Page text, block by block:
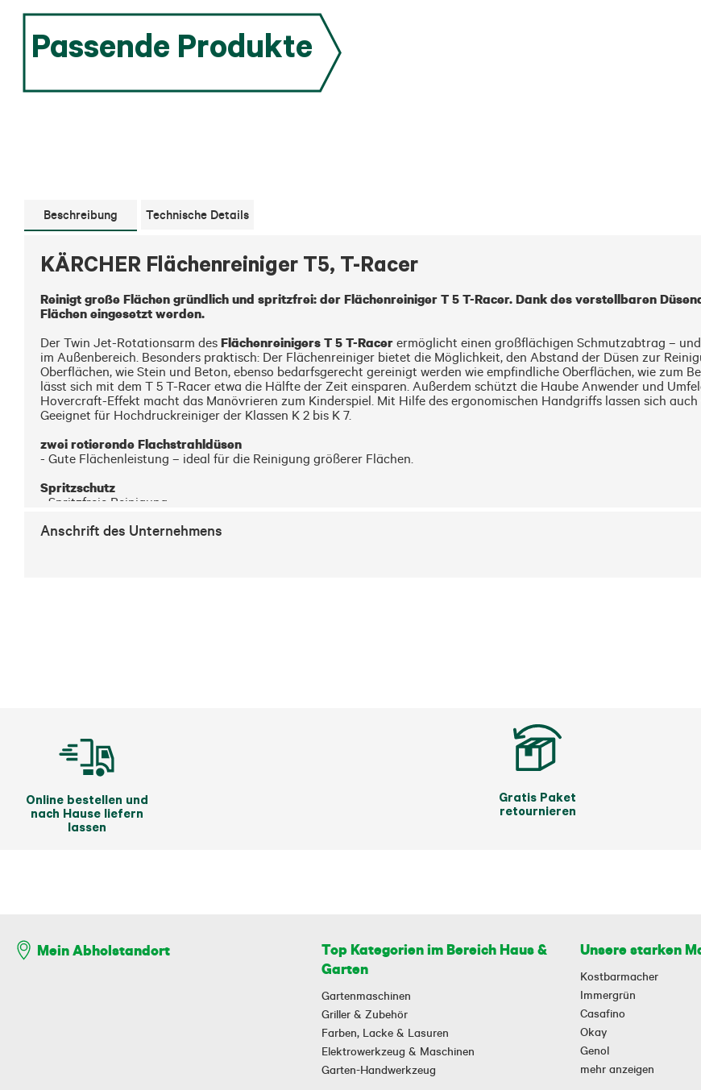
Passende Produkte
Beschreibung Technische Details
KÄRCHER Flächenreiniger T5, T-Racer
Reinigt große Flächen gründlich und spritzfrei: der Flächenreiniger T 5 T-Racer. Dank des verstellbaren
Flächen eingesetzt werden.
Der Twin Jet-Rotationsarm des Flächenreinigers T 5 T-Racer ermöglicht einen großflächigen Schmutzabtrag –
im Außenbereich. Besonders praktisch: Der Flächenreiniger bietet die Möglichkeit, den Abstand der Düsen zur
Oberflächen, wie Stein und Beton, ebenso bedarfsgerecht gereinigt werden wie empfindliche Oberflächen, wie zum
lässt sich mit dem T 5 T-Racer etwa die Hälfte der Zeit einsparen. Außerdem schützt die Haube Anwender und
Hovercraft-Effekt macht das Manövrieren zum Kinderspiel. Mit Hilfe des ergonomischen Handgriffs lassen sich
Geeignet für Hochdruckreiniger der Klassen K 2 bis K 7.
zwei rotierende Flachstrahldüsen
- Gute Flächenleistung – ideal für die Reinigung größerer Flächen.
Spritzschutz
- Spritzfreie Reinigung
Höhenverstellung
Anschrift des Unternehmens
Online bestellen und
nach Hause liefern
lassen
Gratis Paket
retournieren
Mein Abholstandort
Top Kategorien im Bereich Haus &
Garten
Gartenmaschinen
Griller & Zubehör
Farben, Lacke & Lasuren
Elektrowerkzeug & Maschinen
Garten-Handwerkzeug
Unsere starken
Kostbarmacher
Immergrün
Casafino
Okay
Genol
mehr anzeigen